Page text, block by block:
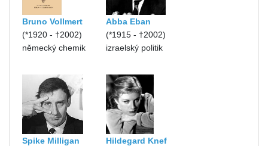
Bruno Vollmert
(*1920 - †2002)
německý chemik
Abba Eban
(*1915 - †2002)
izraelský politik
Spike Milligan
Hildegard Knef